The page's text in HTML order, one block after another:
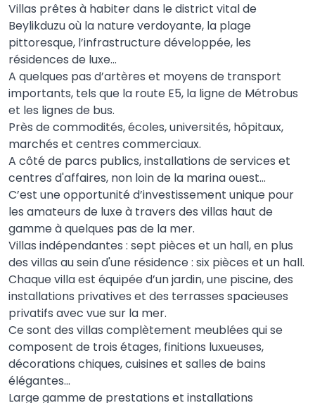
Villas prêtes à habiter dans le district vital de
Beylikduzu où la nature verdoyante, la plage
pittoresque, l’infrastructure développée, les
résidences de luxe...
A quelques pas d’artères et moyens de transport
importants, tels que la route E5, la ligne de Métrobus
et les lignes de bus.
Près de commodités, écoles, universités, hôpitaux,
marchés et centres commerciaux.
A côté de parcs publics, installations de services et
centres d'affaires, non loin de la marina ouest...
C’est une opportunité d’investissement unique pour
les amateurs de luxe à travers des villas haut de
gamme à quelques pas de la mer.
Villas indépendantes : sept pièces et un hall, en plus
des villas au sein d'une résidence : six pièces et un hall.
Chaque villa est équipée d’un jardin, une piscine, des
installations privatives et des terrasses spacieuses
privatifs avec vue sur la mer.
Ce sont des villas complètement meublées qui se
composent de trois étages, finitions luxueuses,
décorations chiques, cuisines et salles de bains
élégantes...
Large gamme de prestations et installations